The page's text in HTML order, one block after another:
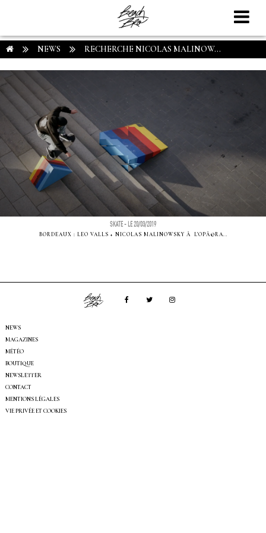
NEWS RECHERCHE NICOLAS MALINOW...
SKATE - LE 20/03/2019
BORDEAUX : LEO VALLS + NICOLAS MALINOWSKY Ã L'OPÃ©RA..
NEWS
MAGAZINES
MÉTÉO
BOUTIQUE
NEWSLETTER
CONTACT
MENTIONS LÉGALES
VIE PRIVÉE ET COOKIES